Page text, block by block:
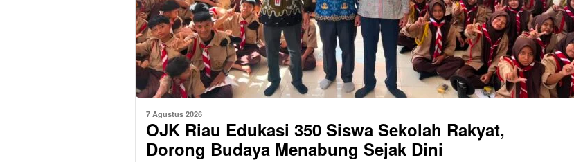
7 Agustus 2026
OJK Riau Edukasi 350 Siswa Sekolah Rakyat,
Dorong Budaya Menabung Sejak Dini